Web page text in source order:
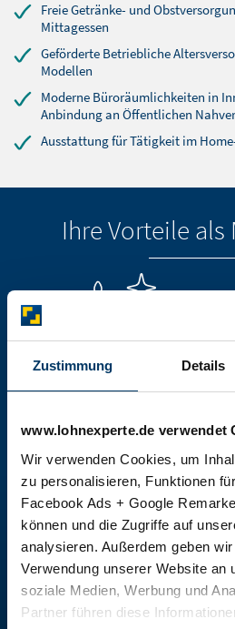
Zustimmung Details
www.lohnexperte.de verwendet
Wir verwenden Cookies, um
zu personalisieren, Funktionen
Facebook Ads + Google
können und die Zugriffe auf
analysieren. Außerdem geben
Verwendung unserer Website an
soziale Medien, Werbung und
Partner führen diese
Freie Getränke- und
Mittagessen
Geförderte Betriebliche
Modellen
Moderne Büroräumlichkeiten in
Anbindung an Öffentlichen
Ausstattung für Tätigkeit im
Ihre Vorteile
Seit 28 Jahren
familiengeführtes
Unternehmen